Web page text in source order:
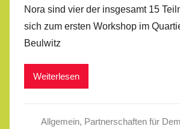
Nora sind vier der insgesamt 15
sich zum ersten Workshop im
Beulwitz
Weiterlesen
Allgemein, Partnerschaften für